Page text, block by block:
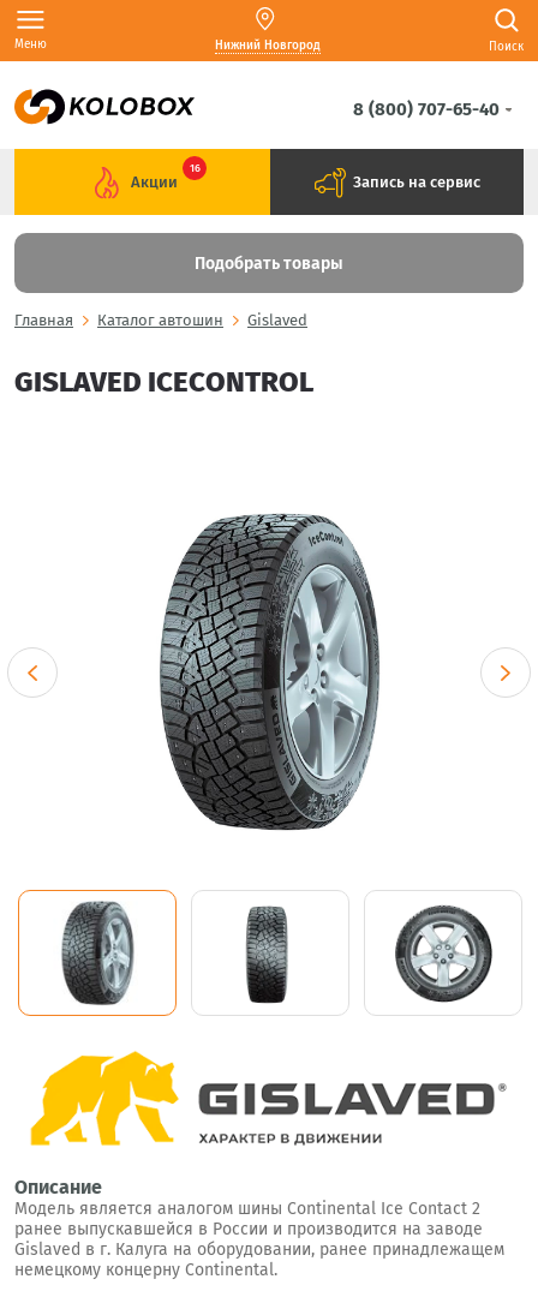
Меню Нижний Новгород Поиск
8 (800) 707-65-40
Акции
16
Запись на сервис
Подобрать товары
Главная Каталог автошин Gislaved
GISLAVED ICECONTROL
Описание
Модель является аналогом шины Continental Ice Contact 2
ранее выпускавшейся в России и производится на заводе
Gislaved в г. Калуга на оборудовании, ранее принадлежащем
немецкому концерну Continental.